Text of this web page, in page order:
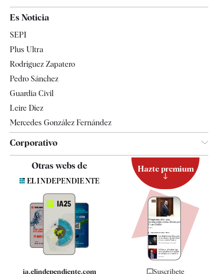
Televisión
Es Noticia
SEPI
Plus Ultra
Rodríguez Zapatero
Pedro Sánchez
Guardia Civil
Leire Díez
Mercedes González Fernández
Corporativo
Quiénes somos
Especificaciones
Otras webs de
ia.elindependiente.com
Hazte premium
Suscríbete